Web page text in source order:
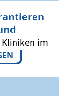
Kliniken im